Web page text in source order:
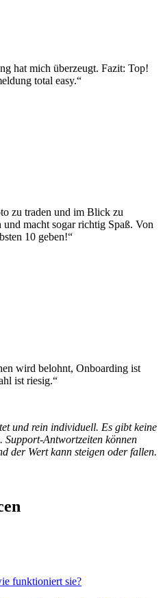
hat mich überzeugt. Fazit: Top!
total easy.“
zu traden und im Blick zu
macht sogar richtig Spaß. Von
10 geben!“
wird belohnt, Onboarding ist
ist riesig.“
und rein individuell. Es gibt keine
Support-Antwortzeiten können
der Wert kann steigen oder fallen.
funktioniert sie?